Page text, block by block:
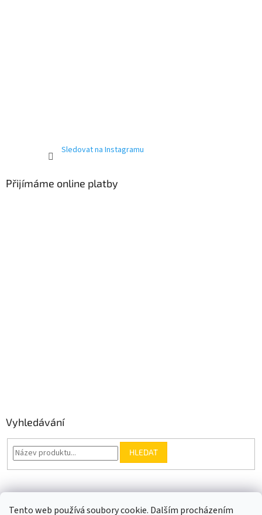
Tento web používá soubory cookie. Dalším procházením
Sledovat na Instagramu
Přijímáme online platby
Vyhledávání
HLEDAT